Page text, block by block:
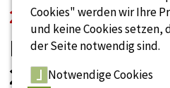
24. Juni 2026
FORUM
2026
Cookies" werden wir Ihre
und keine Cookies
der Seite notwendig sind.
Notwendige Cookies